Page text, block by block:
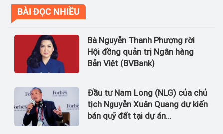
BÀI ĐỌC NHIỀU
Bà Nguyễn Thanh Phượng rời
Hội đồng quản trị Ngân hàng
Bản Việt (BVBank)
Đầu tư Nam Long (NLG) của chủ
tịch Nguyễn Xuân Quang dự kiến
bán quỹ đất tại dự án